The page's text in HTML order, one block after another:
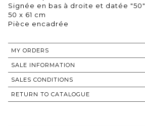
Signée en bas à droite et datée "50"
50 x 61 cm
Pièce encadrée
MY ORDERS
SALE INFORMATION
SALES CONDITIONS
RETURN TO CATALOGUE